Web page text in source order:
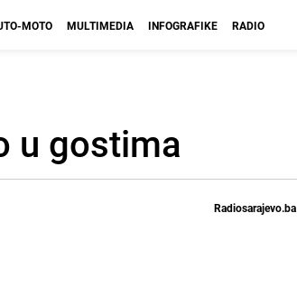
MOTO MULTIMEDIA INFOGRAFIKE RADIO
u gostima
Radiosarajevo.ba